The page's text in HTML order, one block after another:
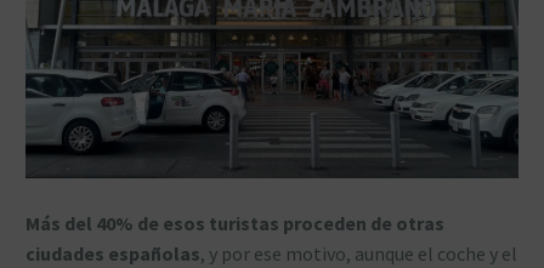
Más del 40% de esos turistas proceden de otras
ciudades españolas, y por ese motivo, aunque el coche y el